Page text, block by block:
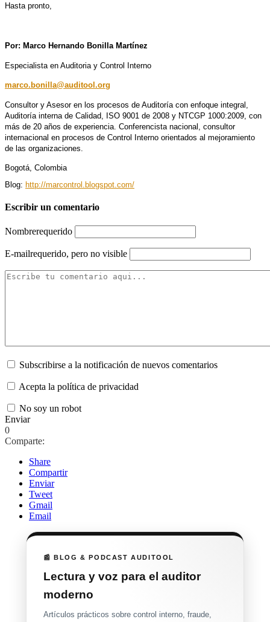
Hasta pronto,
Por: Marco Hernando Bonilla Martínez
Especialista en Auditoria y Control Interno
marco.bonilla@auditool.org
Consultor y Asesor en los procesos de Auditoría con enfoque integral,
Auditoría interna de Calidad, ISO 9001 de 2008 y NTCGP 1000:2009, con
más de 20 años de experiencia. Conferencista nacional, consultor
internacional en procesos de Control Interno orientados al mejoramiento
de las organizaciones.
Bogotá, Colombia
Blog: http://marcontrol.blogspot.com/
Escribir un comentario
Nombrerequerido
E-mailrequerido, pero no visible
Subscribirse a la notificación de nuevos comentarios
Acepta la política de privacidad
No soy un robot
Enviar
0
Comparte:
Share
Compartir
Enviar
Tweet
Gmail
Email
📰 BLOG & PODCAST AUDITOOL
Lectura y voz para el auditor
moderno
Artículos prácticos sobre control interno, fraude,